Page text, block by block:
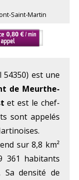
Saint-Martin
54350) est une
de Meurthe-
et est le chef-
sont appelés
sur 8,8 km²
361 habitants
Sa densité de